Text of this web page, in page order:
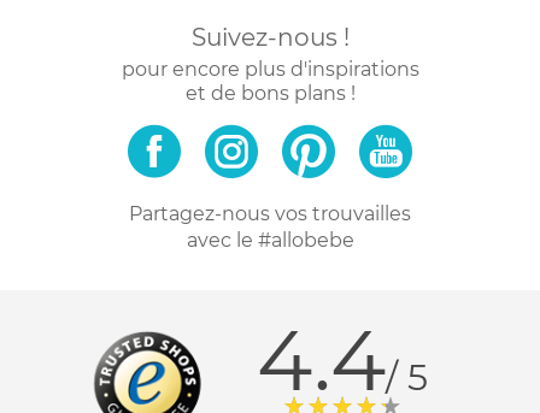
Suivez-nous !
pour encore plus d'inspirations
et de bons plans !
Partagez-nous vos trouvailles
avec le #allobebe
4.4/ 5